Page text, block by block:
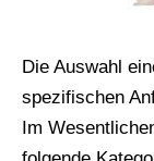
Die Auswahl
spezifischen
Im